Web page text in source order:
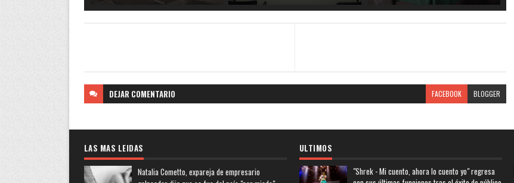
DEJAR COMENTARIO FACEBOOK BLOGGER
LAS MAS LEIDAS
Natalia Cometto, expareja de empresario
ULTIMOS
"Shrek - Mi cuento, ahora lo cuento yo" regresa